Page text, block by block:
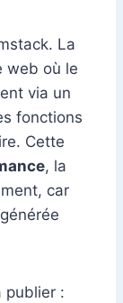
La
web où le
via un
fonctions
Cette
, la
car
publier :